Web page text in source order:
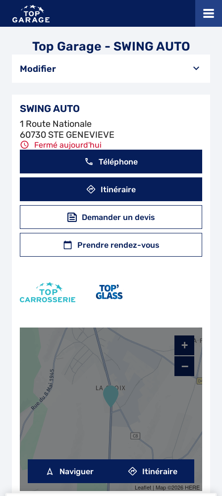
Top Garage - SWING AUTO
Modifier
SWING AUTO
1 Route Nationale
60730 STE GENEVIEVE
Fermé aujourd'hui
Téléphone
Itinéraire
Demander un devis
Prendre rendez-vous
+
−
Leaflet | Map ©2026 HERE
Naviguer Itinéraire